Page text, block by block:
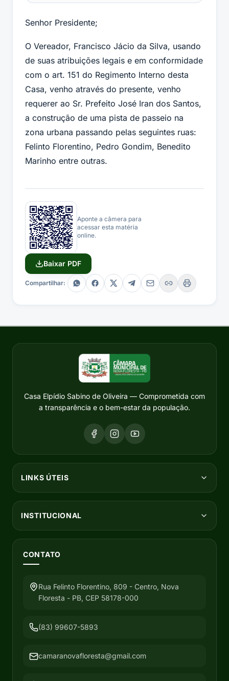
Senhor Presidente;
O Vereador, Francisco Jácio da Silva, usando
de suas atribuições legais e em conformidade
com o art. 151 do Regimento Interno desta
Casa, venho através do presente, venho
requerer ao Sr. Prefeito José Iran dos Santos,
a construção de uma pista de passeio na
zona urbana passando pelas seguintes ruas:
Felinto Florentino, Pedro Gondim, Benedito
Marinho entre outras.
Aponte a câmera para
acessar esta matéria
online.
Baixar PDF
Compartilhar:
Casa Elpídio Sabino de Oliveira — Comprometida com
a transparência e o bem-estar da população.
LINKS ÚTEIS
INSTITUCIONAL
CONTATO
Rua Felinto Florentino, 809 - Centro, Nova
Floresta - PB, CEP 58178-000
(83) 99607-5893
camaranovafloresta@gmail.com